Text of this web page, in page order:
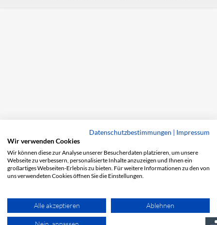
Datenschutzbestimmungen | Impressum
Wir verwenden Cookies
Wir können diese zur Analyse unserer Besucherdaten platzieren, um unsere
Webseite zu verbessern, personalisierte Inhalte anzuzeigen und Ihnen ein
großartiges Webseiten-Erlebnis zu bieten. Für weitere Informationen zu den von
uns verwendeten Cookies öffnen Sie die Einstellungen.
Alle akzeptieren Ablehnen